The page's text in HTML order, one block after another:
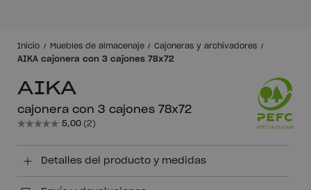
Inicio Muebles de almacenaje Cajoneras y archivadores
AIKA cajonera con 3 cajones 78x72
AIKA
cajonera con 3 cajones 78x72
Detalles del producto y medidas